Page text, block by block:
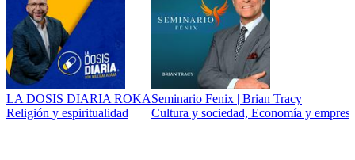
LA DOSIS DIARIA ROKA
Religión y espiritualidad
Seminario Fenix | Brian Tracy
Cultura y sociedad, Economía y